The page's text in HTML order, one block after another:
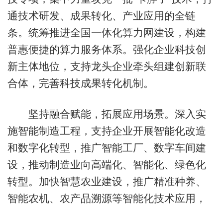
通技术研发、成果转化、产业应用的全链
条。统筹推进全国一体化算力网建设，构建
普惠便捷的算力服务体系。强化企业科技创
新主体地位，支持龙头企业牵头组建创新联
合体，完善科技成果转化机制。
坚持融合赋能，拓展应用场景。深入实
施智能制造工程，支持企业开展智能化改造
和数字化转型，推广智能工厂、数字车间建
设，推动制造业向高端化、智能化、绿色化
转型。加快智慧农业建设，推广精准种养、
智能农机、农产品溯源等智能化技术应用，